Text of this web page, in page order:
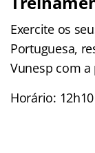
Exercite os
Portuguesa,
Vunesp com
Horário: 12h10